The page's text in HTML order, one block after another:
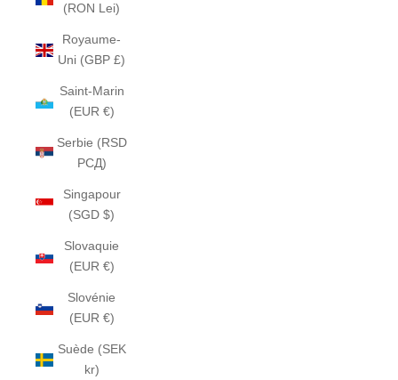
(RON Lei)
Royaume-
Uni (GBP £)
Saint-Marin
(EUR €)
Serbie (RSD
РСД)
Singapour
(SGD $)
Slovaquie
(EUR €)
Slovénie
(EUR €)
Suède (SEK
kr)